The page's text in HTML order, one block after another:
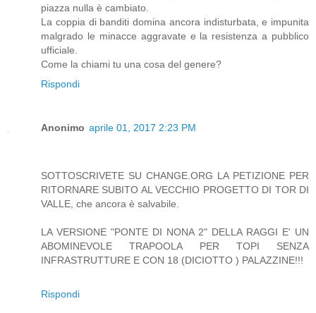
piazza nulla è cambiato.
La coppia di banditi domina ancora indisturbata, e impunita
malgrado le minacce aggravate e la resistenza a pubblico
ufficiale.
Come la chiami tu una cosa del genere?
Rispondi
Anonimo aprile 01, 2017 2:23 PM
SOTTOSCRIVETE SU CHANGE.ORG LA PETIZIONE PER
RITORNARE SUBITO AL VECCHIO PROGETTO DI TOR DI
VALLE, che ancora è salvabile.
LA VERSIONE "PONTE DI NONA 2" DELLA RAGGI E' UN
ABOMINEVOLE TRAPOOLA PER TOPI SENZA
INFRASTRUTTURE E CON 18 (DICIOTTO ) PALAZZINE!!!
Rispondi